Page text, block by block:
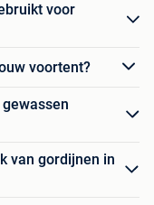
voor
voortent?
van gordijnen in